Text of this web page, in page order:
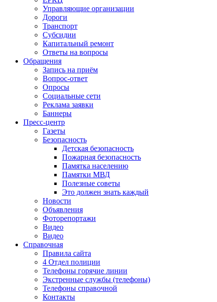
Управляющие организации
Дороги
Транспорт
Субсидии
Капитальный ремонт
Ответы на вопросы
Обращения
Запись на приём
Вопрос-ответ
Опросы
Социальные сети
Реклама заявки
Баннеры
Пресс-центр
Газеты
Безопасность
Детская безопасность
Пожарная безопасность
Памятка населению
Памятки МВД
Полезные советы
Это должен знать каждый
Новости
Объявления
Фоторепортажи
Видео
Видео
Справочная
Правила сайта
4 Отдел полиции
Телефоны горячие линии
Экстренные службы (телефоны)
Телефоны справочной
Контакты